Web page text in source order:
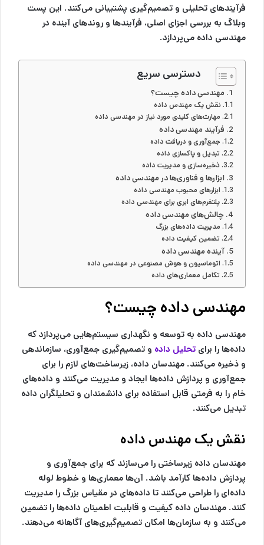
فرآیندهای تحلیلی و تصمیم‌گیری پشتیبانی می‌کنند. این پست
وبلاگ به بررسی اجزای اصلی، فرآیندها و روندهای آینده در
مهندسی داده می‌پردازد.
دسترسی سریع
مهندسی داده چیست؟
نقش یک مهندس داده
مهارت‌های کلیدی مورد نیاز در مهندسی داده
فرآیند مهندسی داده
جمع‌آوری و دریافت داده
تبدیل و پاکسازی داده
ذخیره‌سازی و مدیریت داده
ابزارها و فناوری‌ها در مهندسی داده
ابزارهای محبوب مهندسی داده
پلتفرم‌های ابری برای مهندسی داده
چالش‌های مهندسی داده
مدیریت داده‌های بزرگ
تضمین کیفیت داده
آینده مهندسی داده
اتوماسیون و هوش مصنوعی در مهندسی داده
تکامل معماری‌های داده
مهندسی داده چیست؟
مهندسی داده به توسعه و نگهداری سیستم‌هایی می‌پردازد که
داده‌ها را برای تحلیل داده و تصمیم‌گیری جمع‌آوری، سازماندهی
و ذخیره می‌کنند. مهندسان داده، زیرساخت‌های لازم را برای
جمع‌آوری و پردازش داده‌ها ایجاد و مدیریت می‌کنند و داده‌های
خام را به فرمتی قابل استفاده برای دانشمندان و تحلیلگران داده
تبدیل می‌کنند.
نقش یک مهندس داده
مهندسان داده زیرساختی را می‌سازند که برای جمع‌آوری و
پردازش داده‌ها کارآمد باشد. آن‌ها معماری‌ها و خطوط لوله
داده‌ای را طراحی می‌کنند تا داده‌های در مقیاس بزرگ را مدیریت
کنند. مهندسان داده کیفیت و قابلیت اطمینان داده‌ها را تضمین
می‌کنند و به سازمان‌ها امکان تصمیم‌گیری‌های آگاهانه می‌دهند.